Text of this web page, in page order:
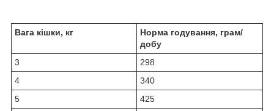
Вага кішки, кг
Норма годування, грам/
добу
3
298
4
340
5
425